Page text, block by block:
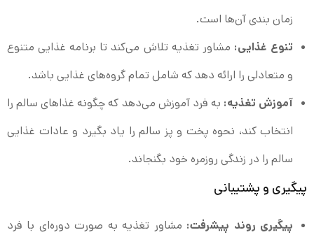
زمان بندی آن‌ها است.
تنوع غذایی:مشاور تغذیه تلاش می‌کند تا برنامه غذایی متنوع
و متعادلی را ارائه دهد که شامل تمام گروه‌های غذایی باشد.
آموزش تغذیه:به فرد آموزش می‌دهد که چگونه غذاهای سالم را
انتخاب کند، نحوه پخت و پز سالم را یاد بگیرد و عادات غذایی
سالم را در زندگی روزمره خود بگنجاند.
پیگیری و پشتیبانی
پیگیری روند پیشرفت:مشاور تغذیه به صورت دوره‌ای با فرد